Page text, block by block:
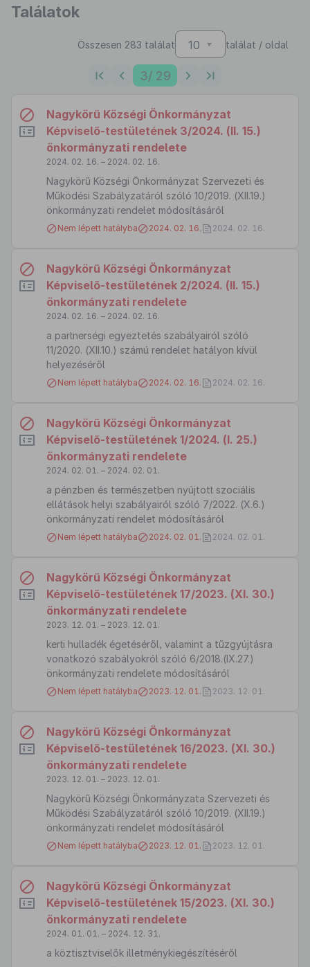
Találatok
Összesen 283 találat 10 találat / oldal
3/ 29
Nagykörű Községi Önkormányzat
Képviselő-testületének 3/2024. (II. 15.)
önkormányzati rendelete
2024. 02. 16. – 2024. 02. 16.
Nagykörű Községi Önkormányzat Szervezeti és
Működési Szabályzatáról szóló 10/2019. (XII.19.)
önkormányzati rendelet módosításáról
Nem lépett hatályba 2024. 02. 16. 2024. 02. 16.
Nagykörű Községi Önkormányzat
Képviselő-testületének 2/2024. (II. 15.)
önkormányzati rendelete
2024. 02. 16. – 2024. 02. 16.
a partnerségi egyeztetés szabályairól szóló
11/2020. (XII.10.) számú rendelet hatályon kívül
helyezéséről
Nem lépett hatályba 2024. 02. 16. 2024. 02. 16.
Nagykörű Községi Önkormányzat
Képviselő-testületének 1/2024. (I. 25.)
önkormányzati rendelete
2024. 02. 01. – 2024. 02. 01.
a pénzben és természetben nyújtott szociális
ellátások helyi szabályairól szóló 7/2022. (X.6.)
önkormányzati rendelet módosításáról
Nem lépett hatályba 2024. 02. 01. 2024. 02. 01.
Nagykörű Községi Önkormányzat
Képviselő-testületének 17/2023. (XI. 30.)
önkormányzati rendelete
2023. 12. 01. – 2023. 12. 01.
kerti hulladék égetéséről, valamint a tűzgyújtásra
vonatkozó szabályokról szóló 6/2018.(IX.27.)
önkormányzati rendelete módosításáról
Nem lépett hatályba 2023. 12. 01. 2023. 12. 01.
Nagykörű Községi Önkormányzat
Képviselő-testületének 16/2023. (XI. 30.)
önkormányzati rendelete
2023. 12. 01. – 2023. 12. 01.
Nagykörű Községi Önkormányzata Szervezeti és
Működési Szabályzatáról szóló 10/2019. (XII.19.)
önkormányzati rendelet módosításáról
Nem lépett hatályba 2023. 12. 01. 2023. 12. 01.
Nagykörű Községi Önkormányzat
Képviselő-testületének 15/2023. (XI. 30.)
önkormányzati rendelete
2024. 01. 01. – 2024. 12. 31.
a köztisztviselők illetménykiegészítéséről